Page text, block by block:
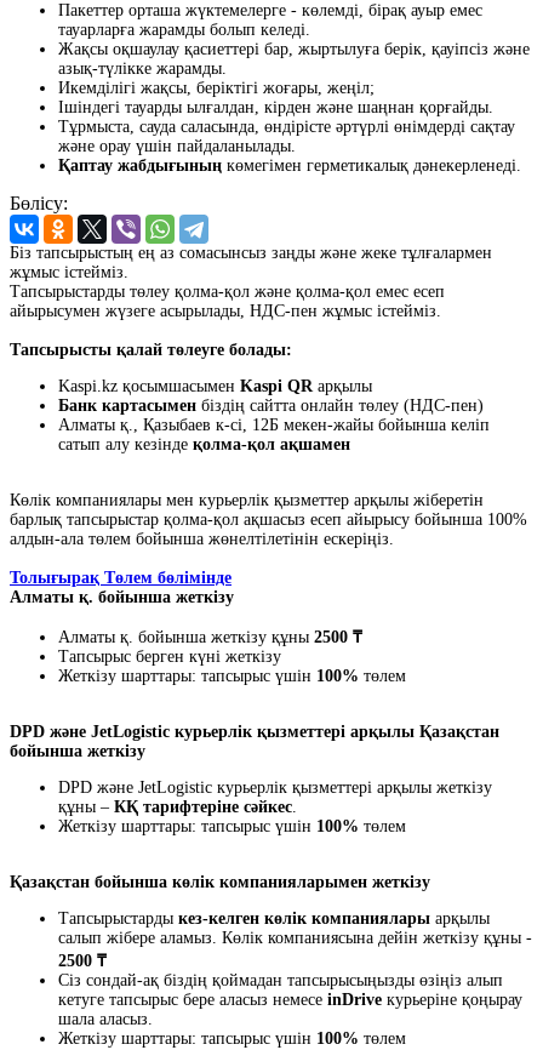
Пакеттер орташа жүктемелерге - көлемді, бірақ ауыр емес
тауарларға жарамды болып келеді.
Жақсы оқшаулау қасиеттері бар, жыртылуға берік, қауіпсіз және
азық-түлікке жарамды.
Икемділігі жақсы, беріктігі жоғары, жеңіл;
Ішіндегі тауарды ылғалдан, кірден және шаңнан қорғайды.
Тұрмыста, сауда саласында, өндірісте әртүрлі өнімдерді сақтау
және орау үшін пайдаланылады.
Қаптау жабдығының көмегімен герметикалық дәнекерленеді.
Бөлісу:
Біз тапсырыстың ең аз сомасынсыз заңды және жеке тұлғалармен
жұмыс істейміз.
Тапсырыстарды төлеу қолма-қол және қолма-қол емес есеп
айырысумен жүзеге асырылады, НДС-пен жұмыс істейміз.
Тапсырысты қалай төлеуге болады:
Kaspi.kz қосымшасымен Kaspi QRарқылы
Банк картасымен біздің сайтта онлайн төлеу (НДС-пен)
Алматы қ., Қазыбаев к-сі, 12Б мекен-жайы бойынша келіп
сатып алу кезінде қолма-қол ақшамен
Көлік компаниялары мен курьерлік қызметтер арқылы жіберетін
барлық тапсырыстар қолма-қол ақшасыз есеп айырысу бойынша 100%
алдын-ала төлем бойынша жөнелтілетінін ескеріңіз.
Толығырақ Төлем бөлімінде
Алматы қ. бойынша жеткізу
Алматы қ. бойынша жеткізу құны 2500 ₸
Тапсырыс берген күні жеткізу
Жеткізу шарттары: тапсырыс үшін 100% төлем
DPD және JetLogistic курьерлік қызметтері арқылы Қазақстан
бойынша жеткізу
DPD және JetLogistic курьерлік қызметтері арқылы жеткізу
құны – КҚ тарифтеріне сәйкес.
Жеткізу шарттары: тапсырыс үшін 100% төлем
Қазақстан бойынша көлік компанияларымен жеткізу
Тапсырыстарды кез-келген көлік компаниялары арқылы
салып жібере аламыз. Көлік компаниясына дейін жеткізу құны -
2500 ₸
Сіз сондай-ақ біздің қоймадан тапсырысыңызды өзіңіз алып
кетуге тапсырыс бере аласыз немесе inDrive курьеріне қоңырау
шала аласыз.
Жеткізу шарттары: тапсырыс үшін 100% төлем